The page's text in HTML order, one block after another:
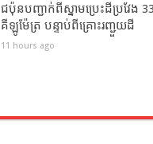
ជប៉ុនបញ្ជាក់ពីស្នាមប្រេះដីប្រវែង
គីឡូម៉ែត្រ បន្ទាប់ពីគ្រោះរញ្ជួយដី
11 hours ago